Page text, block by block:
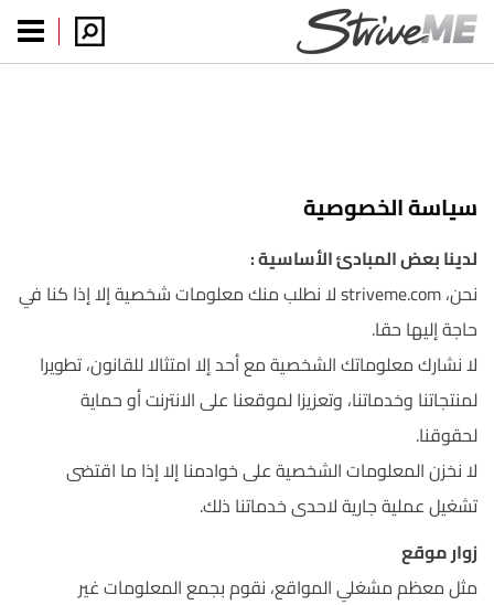
سياسة الخصوصية
لدينا بعض المبادئ الأساسية :
نحن، striveme.com لا نطلب منك معلومات شخصية إلا إذا كنا في
حاجة إليها حقا.
لا نشارك معلوماتك الشخصية مع أحد إلا امتثالا للقانون، تطويرا
لمنتجاتنا وخدماتنا، وتعزيزا لموقعنا على الانترنت أو حماية
لحقوقنا.
لا نخزن المعلومات الشخصية على خوادمنا إلا إذا ما اقتضى
تشغيل عملية جارية لاحدى خدماتنا ذلك.
زوار موقع
مثل معظم مشغلي المواقع، نقوم بجمع المعلومات غير